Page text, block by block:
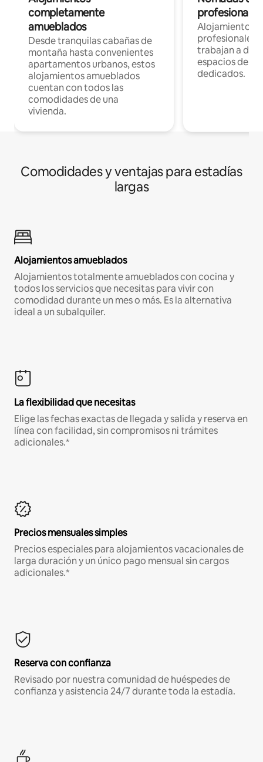
completamente
amueblados
Desde tranquilas cabañas de
montaña hasta convenientes
apartamentos urbanos, estos
alojamientos amueblados
cuentan con todos las
comodidades de una
vivienda.
Alojamientos
profesionales
trabajan a
espacios de
dedicados.
Comodidades y ventajas para estadías
largas
Alojamientos amueblados
Alojamientos totalmente amueblados con cocina y
todos los servicios que necesitas para vivir con
comodidad durante un mes o más. Es la alternativa
ideal a un subalquiler.
La flexibilidad que necesitas
Elige las fechas exactas de llegada y salida y reserva en
línea con facilidad, sin compromisos ni trámites
adicionales.*
Precios mensuales simples
Precios especiales para alojamientos vacacionales de
larga duración y un único pago mensual sin cargos
adicionales.*
Reserva con confianza
Revisado por nuestra comunidad de huéspedes de
confianza y asistencia 24/7 durante toda la estadía.